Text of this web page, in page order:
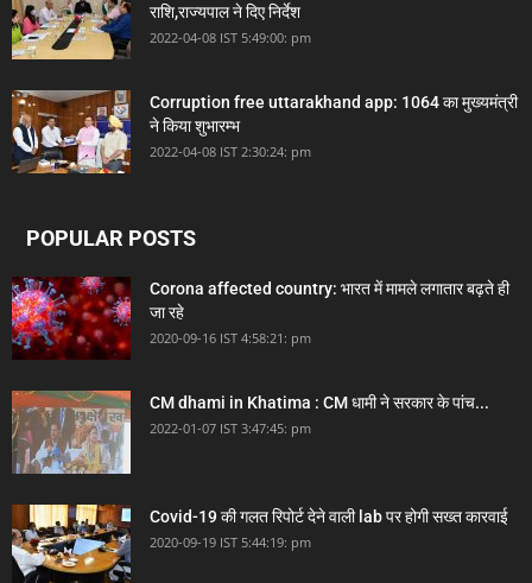
राशि,राज्यपाल ने दिए निर्देश
2022-04-08 IST 5:49:00: pm
Corruption free uttarakhand app: 1064 का मुख्यमंत्री
ने किया शुभारम्भ
2022-04-08 IST 2:30:24: pm
POPULAR POSTS
Corona affected country: भारत में मामले लगातार बढ़ते ही
जा रहे
2020-09-16 IST 4:58:21: pm
CM dhami in Khatima : CM धामी ने सरकार के पांच...
2022-01-07 IST 3:47:45: pm
Covid-19 की गलत रिपोर्ट देने वाली lab पर होगी सख्त कारवाई
2020-09-19 IST 5:44:19: pm